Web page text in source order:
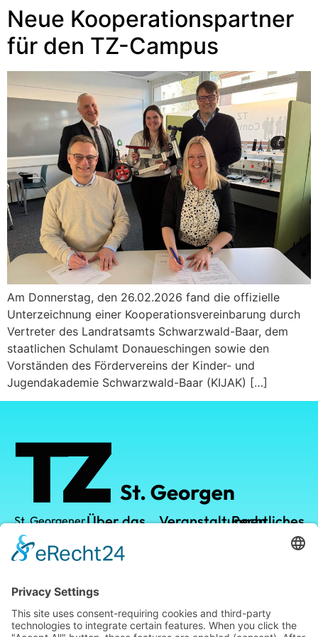
Neue Kooperationspartner
für den TZ-Campus
Am Donnerstag, den 26.02.2026 fand die offizielle
Unterzeichnung einer Kooperationsvereinbarung durch
Vertreter des Landratsamts Schwarzwald-Baar, dem
staatlichen Schulamt Donaueschingen sowie den
Vorständen des Fördervereins der Kinder- und
Jugendakademie Schwarzwald-Baar (KIJAK) […]
St. Georgener
Technologiezentrum
GmbH
78112 St.
Georgen im
Schwarzwald
Über das
Vermietung
Standort
Blog
VeranstaltungenRechtliches
Datenschutz